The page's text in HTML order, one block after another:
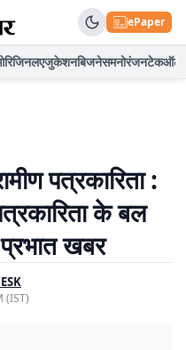
ePaper
एजुकेशनबिजनेसमनोरंजनटेकऑटो
पत्रकारिता :
के बल
खबर
(IST)